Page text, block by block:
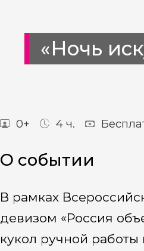
«Ночь
0+ 4 ч.
О событии
В рамках
девизом «Россия
кукол ручной